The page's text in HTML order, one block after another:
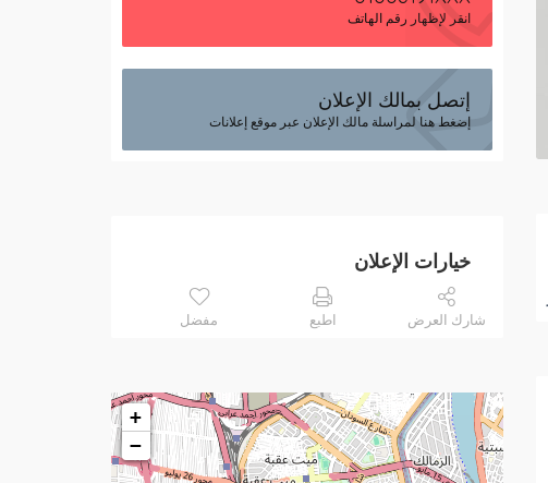
انقر لإظهار رقم الهاتف
إتصل بمالك الإعلان
إضغط هنا لمراسلة مالك الإعلان عبر موقع إعلانات
خيارات الإعلان
شارك العرض اطبع مفضل
+
−